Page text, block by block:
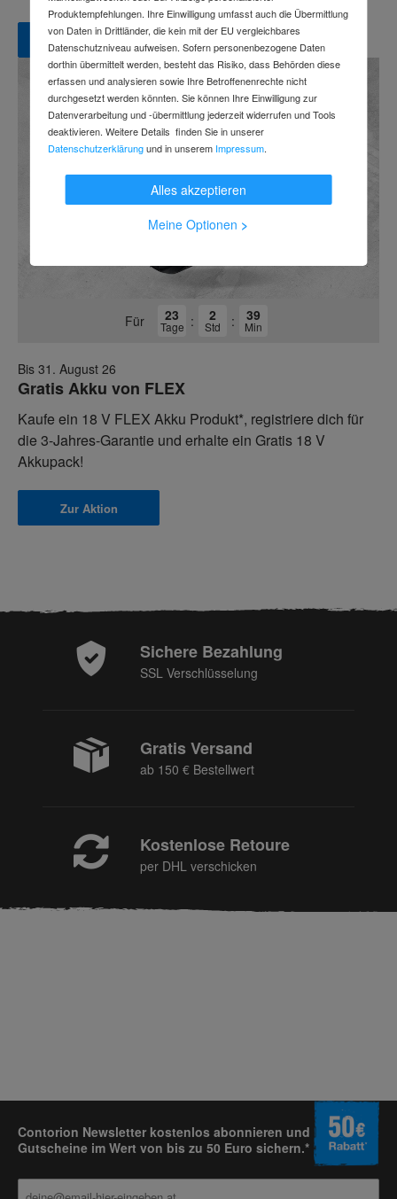
Zur Aktion
Für 23
Tage : 2
Std : 39
Min
Bis 31. August 26
Gratis Akku von FLEX
Kaufe ein 18 V FLEX Akku Produkt*, registriere dich für
die 3-Jahres-Garantie und erhalte ein Gratis 18 V
Akkupack!
Zur Aktion
Sichere Bezahlung
SSL Verschlüsselung
Gratis Versand
ab 150 € Bestellwert
Kostenlose Retoure
per DHL verschicken
Contorion Newsletter kostenlos abonnieren und
Gutscheine im Wert von bis zu 50 Euro sichern.*
Produktempfehlungen. Ihre Einwilligung umfasst auch die Übermittlung
von Daten in Drittländer, die kein mit der EU vergleichbares
Datenschutzniveau aufweisen. Sofern personenbezogene Daten
dorthin übermittelt werden, besteht das Risiko, dass Behörden diese
erfassen und analysieren sowie Ihre Betroffenenrechte nicht
durchgesetzt werden könnten. Sie können Ihre Einwilligung zur
Datenverarbeitung und -übermittlung jederzeit widerrufen und Tools
deaktivieren. Weitere Details finden Sie in unserer
Datenschutzerklärungund in unserem Impressum.
Alles akzeptieren
Meine Optionen >